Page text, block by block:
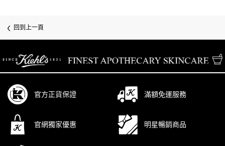
回到上一頁
官方正貨保證 滿額免運服務
官網獨家優惠 明星暢銷商品